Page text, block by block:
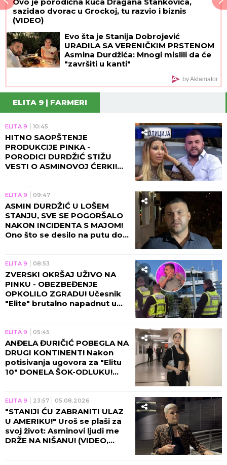
sazidao dvorac u Grockoj, tu razvio i biznis
(VIDEO)
Evo šta je Stanija Dobrojević
URADILA SA VERENIČKIM PRSTENOM
Asmina Durdžića: Mnogi mislili da će
"završiti u kanti"
by Aklamator
ELITA 9 | FARMERI
ELITA 9 10:45
HITNO SAOPŠTENJE
PRODUKCIJE PINKA -
PORODICI DURDŽIĆ STIŽU
VESTI O ASMINOVOJ ĆERKI!
ELITA 9 09:47
ASMIN DURDŽIĆ U LOŠEM
STANJU, SVE SE POGORŠALO
NAKON INCIDENTA S MAJOM!
Ono što se desilo na putu do
ELITA 9 08:53
ZVERSKI OKRŠAJ UŽIVO NA
PINKU - OBEZBEĐENJE
OPKOLILO ZGRADU! Učesnik
"Elite" brutalno napadnut u
ELITA 9 05:45
ANĐELA ĐURIČIĆ POBEGLA NA
DRUGI KONTINENT! Nakon
potisivanja ugovora za "Elitu
10" DONELA ŠOK-ODLUKU!
ELITA 9 23:57 05.08.2026
"STANIJI ĆU ZABRANITI ULAZ
U AMERIKU!" Uroš se plaši za
svoj život: Asminovi ljudi me
DRŽE NA NIŠANU! (VIDEO,